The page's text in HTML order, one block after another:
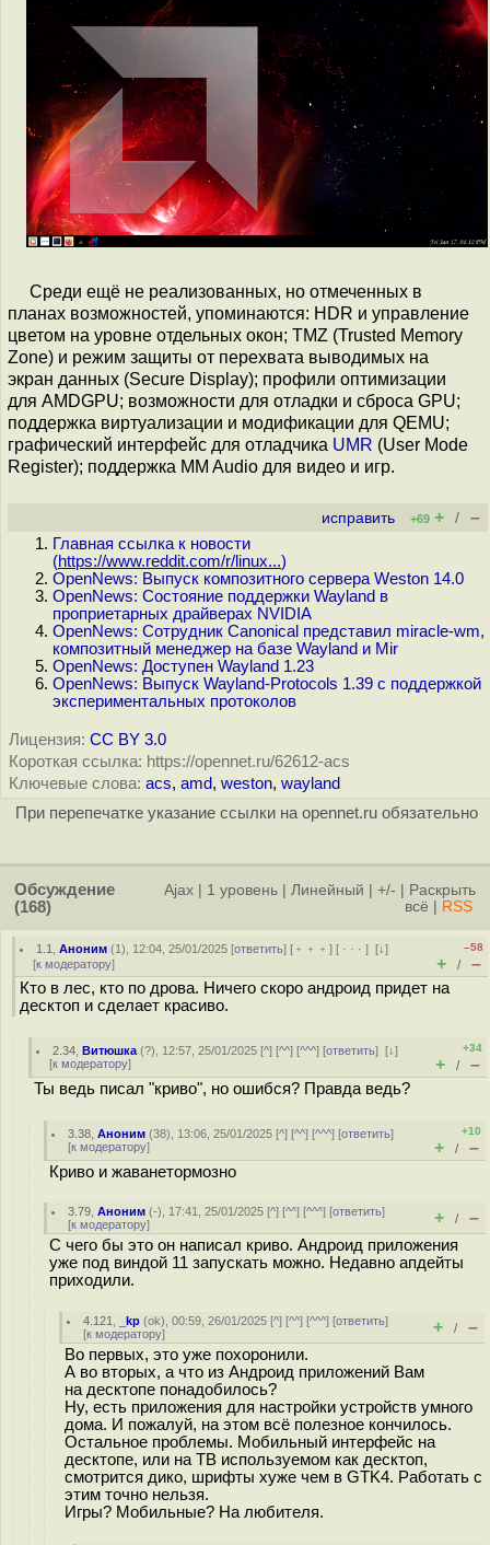
Среди ещё не реализованных, но отмеченных в
планах возможностей, упоминаются: HDR и управление
цветом на уровне отдельных окон; TMZ (Trusted Memory
Zone) и режим защиты от перехвата выводимых на
экран данных (Secure Display); профили оптимизации
для AMDGPU; возможности для отладки и сброса GPU;
поддержка виртуализации и модификации для QEMU;
графический интерфейс для отладчика UMR (User Mode
Register); поддержка MM Audio для видео и игр.
исправить +69 + / –
Главная ссылка к новости
(https://www.reddit.com/r/linux...)
OpenNews: Выпуск композитного сервера Weston 14.0
OpenNews: Состояние поддержки Wayland в
проприетарных драйверах NVIDIA
OpenNews: Сотрудник Canonical представил miracle-wm,
композитный менеджер на базе Wayland и Mir
OpenNews: Доступен Wayland 1.23
OpenNews: Выпуск Wayland-Protocols 1.39 с поддержкой
экспериментальных протоколов
Лицензия: CC BY 3.0
Короткая ссылка: https://opennet.ru/62612-acs
Ключевые слова: acs, amd, weston, wayland
При перепечатке указание ссылки на opennet.ru обязательно
Обсуждение
(168)
Ajax 1 уровень Линейный +/-
Раскрыть
всё
RSS
1.1 ,Аноним (1), 12:04, 25/01/2025 [ответить] [ ﹢﹢﹢] [ · · ·][↓]
[к модератору]
–58
+ / –
Кто в лес, кто по дрова. Ничего скоро андроид придет на
десктоп и сделает красиво.
2.34 ,Витюшка (?), 12:57, 25/01/2025 [^] [^^] [^^^] [ответить][↓]
[к модератору]
+34
+ / –
Ты ведь писал "криво", но ошибся? Правда ведь?
3.38 ,Аноним (38), 13:06, 25/01/2025 [^] [^^] [^^^] [ответить]
[к модератору]
+10
+ / –
Криво и жаванетормозно
3.79 ,Аноним (-), 17:41, 25/01/2025 [^] [^^] [^^^] [ответить]
[к модератору] + / –
С чего бы это он написал криво. Андроид приложения
уже под виндой 11 запускать можно. Недавно апдейты
приходили.
4.121 _kp (ok), 00:59, 26/01/2025 [^] [^^] [^^^] [ответить]
[к модератору] + / –
Во первых, это уже похоронили.
А во вторых, а что из Андроид приложений Вам
на десктопе понадобилось?
Ну, есть приложения для настройки устройств умного
дома. И пожалуй, на этом всё полезное кончилось.
Остальное проблемы. Мобильный интерфейс на
десктопе, или на ТВ используемом как десктоп,
смотрится дико, шрифты хуже чем в GTK4. Работать с
этим точно нельзя.
Игры? Мобильные? На любителя.